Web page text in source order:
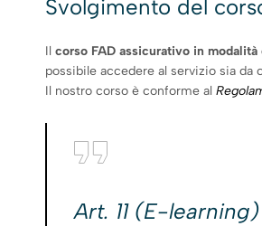
Svolgimento del
Il corso FAD assicurativo in
possibile accedere al servizio sia da
Il nostro corso è conforme al
Art. 11 (E-learning)